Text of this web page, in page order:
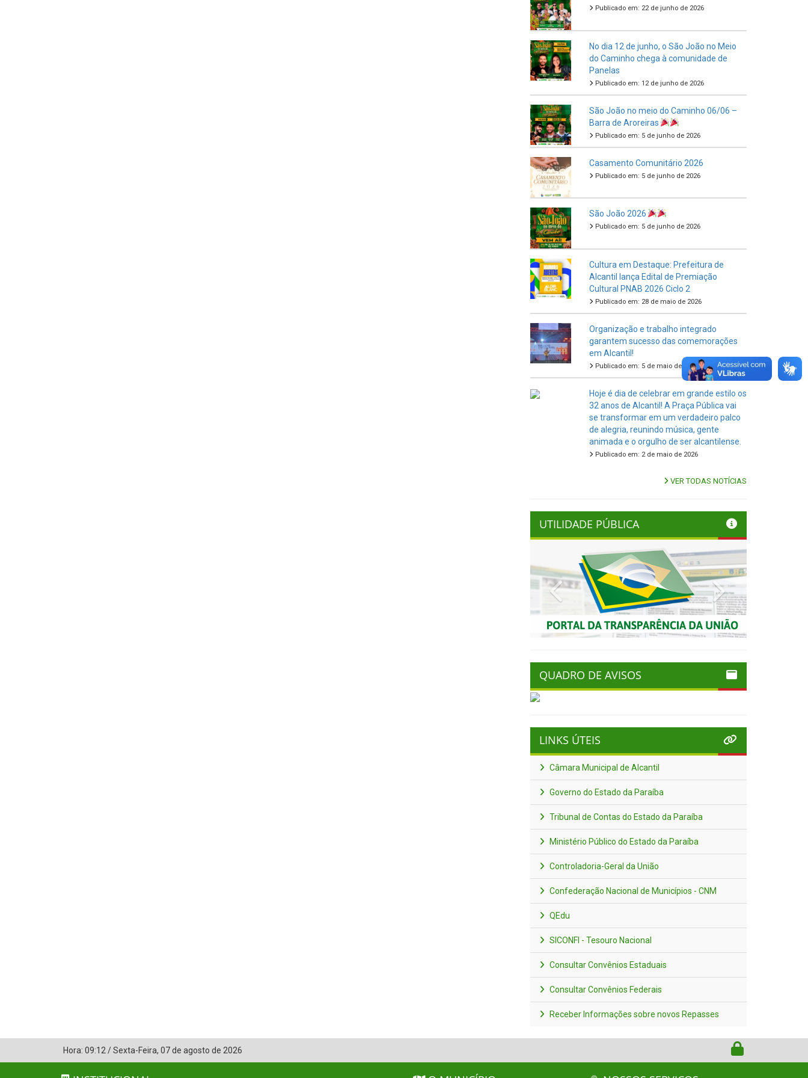
Publicado em: 22 de junho de 2026
No dia 12 de junho, o São João no Meio
do Caminho chega à comunidade de
Panelas
Publicado em: 12 de junho de 2026
São João no meio do Caminho 06/06 –
Barra de Aroreiras
Publicado em: 5 de junho de 2026
Casamento Comunitário 2026
Publicado em: 5 de junho de 2026
São João 2026
Publicado em: 5 de junho de 2026
Cultura em Destaque: Prefeitura de
Alcantil lança Edital de Premiação
Cultural PNAB 2026 Ciclo 2
Publicado em: 28 de maio de 2026
Organização e trabalho integrado
garantem sucesso das comemorações
em Alcantil!
Publicado em: 5 de maio de 2026
Hoje é dia de celebrar em grande estilo os
32 anos de Alcantil! A Praça Pública vai
se transformar em um verdadeiro palco
de alegria, reunindo música, gente
animada e o orgulho de ser alcantilense.
Publicado em: 2 de maio de 2026
VER TODAS NOTÍCIAS
UTILIDADE PÚBLICA
Previous Next
QUADRO DE AVISOS
LINKS ÚTEIS
Câmara Municipal de Alcantil
Governo do Estado da Paraíba
Tribunal de Contas do Estado da Paraíba
Ministério Público do Estado da Paraíba
Controladoria-Geral da União
Confederação Nacional de Municípios - CNM
QEdu
SICONFI - Tesouro Nacional
Consultar Convênios Estaduais
Consultar Convênios Federais
Receber Informações sobre novos Repasses
Hora: 09:12 /Sexta-Feira, 07 de agosto de 2026